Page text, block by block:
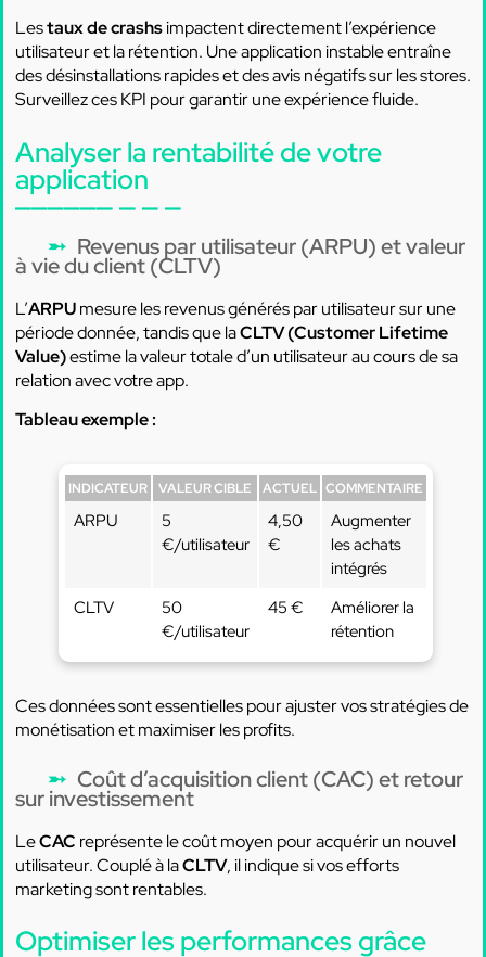
Lestaux de crashsimpactent directement l’expérience
utilisateur et la rétention. Une application instable entraîne
des désinstallations rapides et des avis négatifs sur les stores.
Surveillez ces KPI pour garantir une expérience fluide.
Analyser la rentabilité de votre
application
Revenus par utilisateur (ARPU) et valeur
à vie du client (CLTV)
L’ARPUmesure les revenus générés par utilisateur sur une
période donnée, tandis que laCLTV (Customer Lifetime
Value)estime la valeur totale d’un utilisateur au cours de sa
relation avec votre app.
Tableau exemple :
INDICATEUR VALEUR CIBLE ACTUEL COMMENTAIRE
ARPU
5
€/utilisateur
4,50
€
Augmenter
les achats
intégrés
CLTV
50
€/utilisateur
45 €
Améliorer la
rétention
Ces données sont essentielles pour ajuster vos stratégies de
monétisation et maximiser les profits.
Coût d’acquisition client (CAC) et retour
sur investissement
LeCAC représente le coût moyen pour acquérir un nouvel
utilisateur. Couplé à laCLTV, il indique si vos efforts
marketing sont rentables.
Optimiser les performances grâce